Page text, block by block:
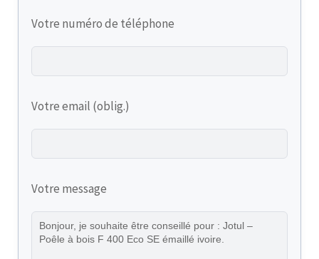
Votre numéro de téléphone
Votre email (oblig.)
Votre message